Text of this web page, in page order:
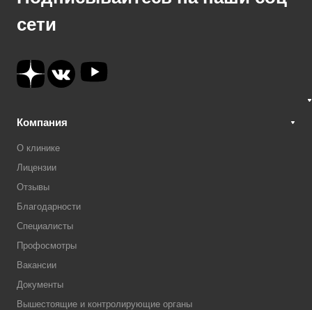
сети
Компания
О клинике
Лицензии
Отзывы
Благодарности
Специалисты
Профосмотры
Вакансии
Документы
Вышестоящие и контролирующие органы